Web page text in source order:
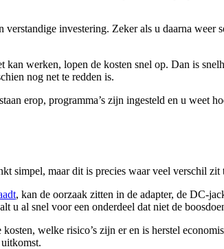
investering. Zeker als u daarna
werken, lopen de kosten snel op. Dan is
nog net te redden is.
erop, programma’s zijn ingesteld en u weet
simpel, maar dit is precies waar veel verschil zit
, kan de oorzaak zitten in de adapter, de DC-
u al snel voor een onderdeel dat niet de
welke risico’s zijn er en is herstel